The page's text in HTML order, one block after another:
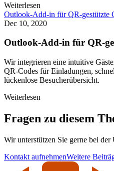
Weiterlesen
Outlook-Add-in für QR-gestützte
Dec 10, 2020
Outlook-Add-in für QR-
Wir integrieren eine intuitive
QR-Codes für Einladungen,
lückenlose Besucherübersicht.
Weiterlesen
Fragen zu diesem
Wir unterstützen Sie gerne bei
Kontakt aufnehmenWeitere